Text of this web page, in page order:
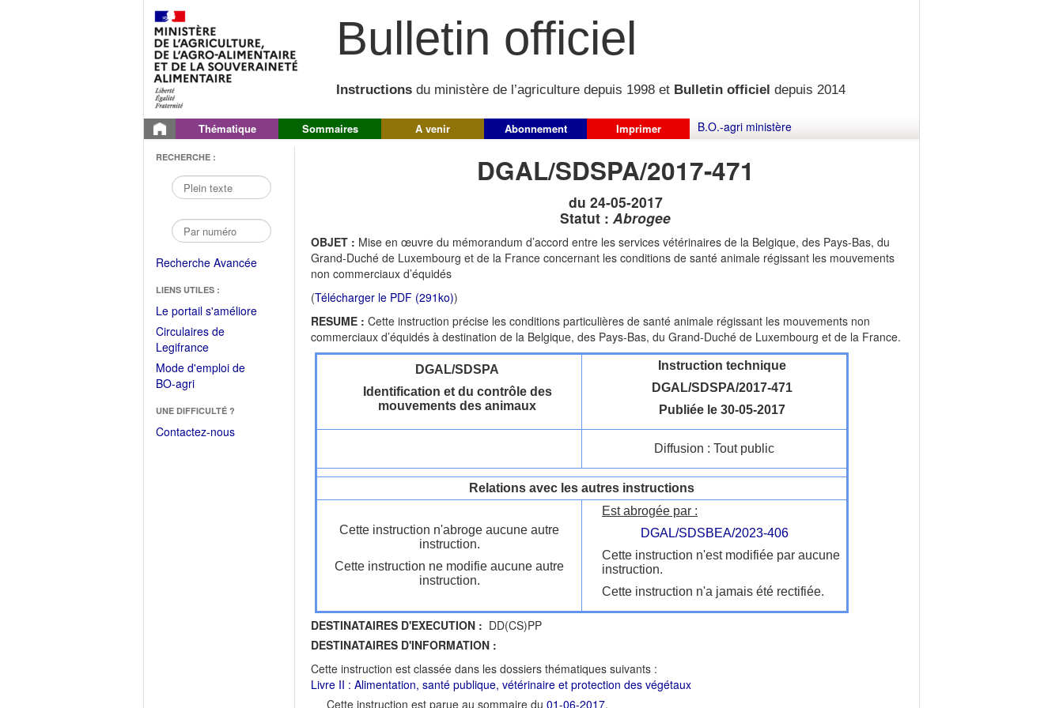
Bulletin officiel
Instructions du ministère de l’agriculture depuis 1998 et Bulletin officiel depuis 2014
Thématique Sommaires A venir Abonnement Imprimer B.O.-agri ministère
RECHERCHE :
Recherche Avancée
LIENS UTILES :
Le portail s'améliore(Fichier
Circulaires de
Legifrance(Ouvrir
dans
une
fenêtre)
Mode d'emploi de
BO-agri(Ouvrir
une
nouvelle
UNE DIFFICULTÉ ?
Contactez-nous
DGAL/SDSPA/2017-471
du 24-05-2017
Statut : Abrogee
OBJET : Mise en œuvre du mémorandum d’accord entre les services vétérinaires de la Belgique, des Pays-Bas, du
Grand-Duché de Luxembourg et de la France concernant les conditions de santé animale régissant les mouvements
non commerciaux d’équidés
(Télécharger le PDF (291ko))
RESUME : Cette instruction précise les conditions particulières de santé animale régissant les mouvements non
commerciaux d’équidés à destination de la Belgique, des Pays-Bas, du Grand-Duché de Luxembourg et de la France.
DGAL/SDSPA
Identification et du contrôle des
mouvements des animaux
Instruction technique
DGAL/SDSPA/2017-471
Publiée le 30-05-2017
Diffusion : Tout public
Relations avec les autres instructions
Cette instruction n'abroge aucune autre
instruction.
Cette instruction ne modifie aucune autre
instruction.
Est abrogée par :
DGAL/SDSBEA/2023-406
Cette instruction n'est modifiée par aucune
instruction.
Cette instruction n'a jamais été rectifiée.
DESTINATAIRES D'EXECUTION : DD(CS)PP
DESTINATAIRES D'INFORMATION :
Cette instruction est classée dans les dossiers thématiques suivants :
Livre II : Alimentation, santé publique, vétérinaire et protection des végétaux
Cette instruction est parue au sommaire du 01-06-2017.